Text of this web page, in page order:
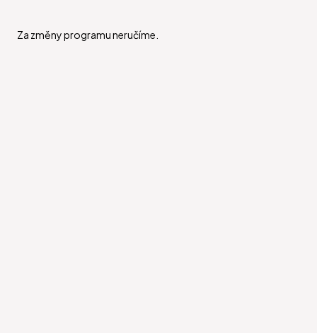
Za změny programu neručíme.